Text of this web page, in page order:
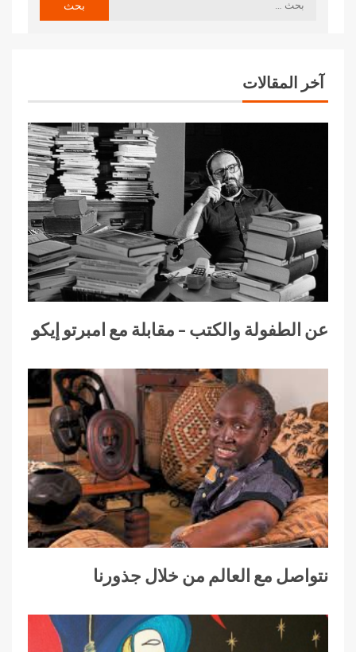
آخر المقالات
عن الطفولة والكتب – مقابلة مع امبرتو إيكو
نتواصل مع العالم من خلال جذورنا